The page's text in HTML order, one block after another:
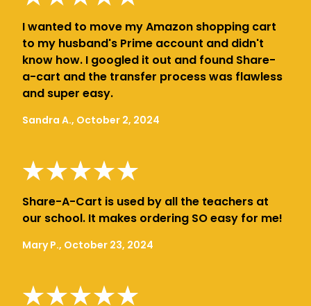
I wanted to move my Amazon shopping cart
to my husband's Prime account and didn't
know how. I googled it out and found Share-
a-cart and the transfer process was flawless
and super easy.
Sandra A., October 2, 2024
Share-A-Cart is used by all the teachers at
our school. It makes ordering SO easy for me!
Mary P., October 23, 2024